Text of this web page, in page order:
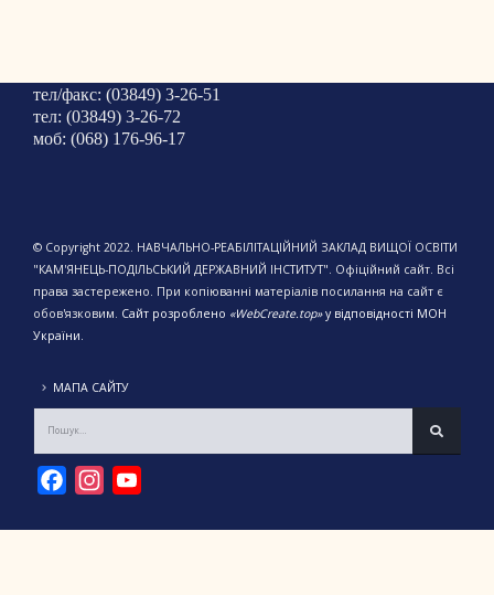
тел/факс: (03849) 3-26-51
тел: (03849) 3-26-72
моб: (068) 176-96-17
© Copyright 2022. НАВЧАЛЬНО-РЕАБІЛІТАЦІЙНИЙ ЗАКЛАД ВИЩОЇ ОСВІТИ
"КАМ'ЯНЕЦЬ-ПОДІЛЬСЬКИЙ ДЕРЖАВНИЙ ІНСТИТУТ". Офіційний сайт. Всі
права застережено. При копіюванні матеріалів посилання на сайт є
обов'язковим. Сайт розроблено «WebCreate.top»у відповідності МОН
України.
МАПА САЙТУ
FacebookInstagram